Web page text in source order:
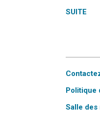
SUITE
Politique
Salle des